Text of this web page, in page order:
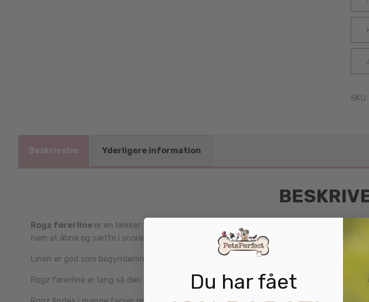
SKU:
Beskrivelse Yderligere information
Rogz førerline er en lækker førerline i nylon med indvævede reflekstråde. Linen er
nem at åbne og sætte i snoren eller i halsbåndet. Linen kan ikke justeres, men har
Linen er god som begynderline til dig med en hundehvalp eller blot hvis du vil have en
Rogz førerline er lang så den giver god bevægefrihed for din hund. Linen kan nemt lige
Du har fået